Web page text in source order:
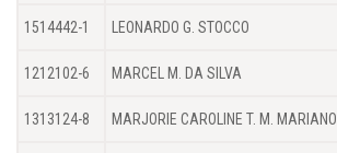
1514442-1 LEONARDO G. STOCCO
1212102-6 MARCEL M. DA SILVA
1313124-8 MARJORIE CAROLINE T. M. MARIANO